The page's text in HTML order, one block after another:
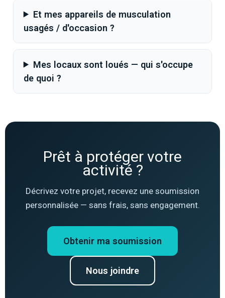
Et mes appareils de musculation
usagés / d'occasion ?
Mes locaux sont loués — qui s'occupe
de quoi ?
Prêt à protéger votre
activité ?
Décrivez votre projet, recevez une soumission
personnalisée — sans frais, sans engagement.
Obtenir ma soumission
Nous joindre